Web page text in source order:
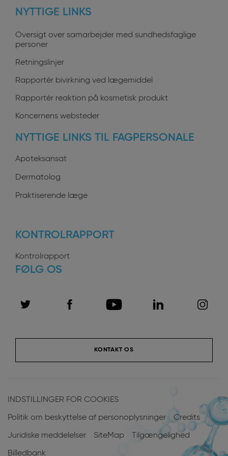
profiles
NYTTIGE LINKS
Oversigt over samarbejder med sundhedsfaglige
personer
Retningslinjer
Rapportér bivirkning ved lægemiddel
Rapportér reaktion på kosmetisk produkt
Koncernens websteder
NYTTIGE LINKS TIL FAGPERSONALE
Apoteksansat
Dermatolog
Praktiserende læge
KONTROLRAPPORT
Kontrolrapport
FØLG OS
KONTAKT OS
Pied
de
INDSTILLINGER FOR COOKIES
Politik om beskyttelse af personoplysninger Credits
Juridiske meddelelser SiteMap Tilgængelighed
Billedbank